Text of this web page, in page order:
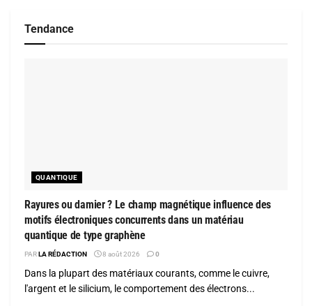
Tendance
QUANTIQUE
Rayures ou damier ? Le champ magnétique influence des
motifs électroniques concurrents dans un matériau
quantique de type graphène
PAR LA RÉDACTION 8 août 2026 0
Dans la plupart des matériaux courants, comme le cuivre,
l'argent et le silicium, le comportement des électrons...